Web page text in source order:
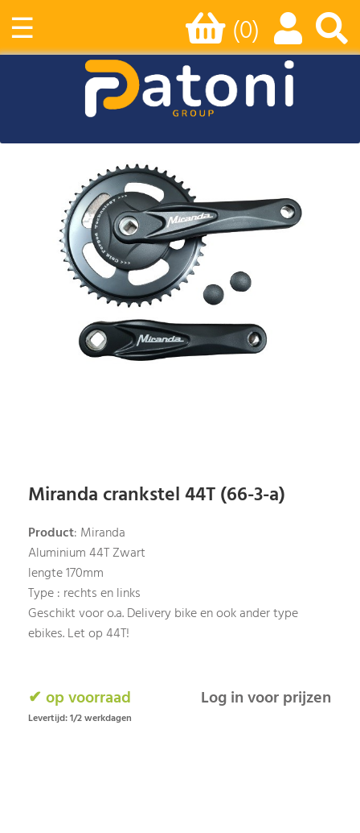
☰ (0)
Miranda crankstel 44T (66-3-a)
Product: Miranda
Aluminium 44T Zwart
lengte 170mm
Type : rechts en links
Geschikt voor o.a. Delivery bike en ook ander type
ebikes. Let op 44T!
✔ op voorraad
Levertijd: 1/2 werkdagen
Log in voor prijzen